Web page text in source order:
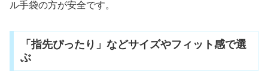
ル手袋の方が安全です。
「指先ぴったり」などサイズやフィット感で選
ぶ